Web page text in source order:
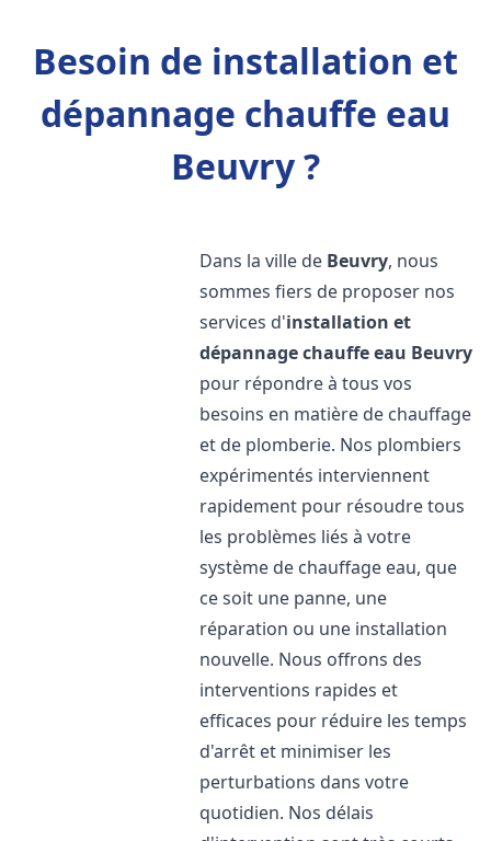
Besoin de installation et
dépannage chauffe eau
Beuvry ?
Dans la ville de Beuvry, nous
sommes fiers de proposer nos
services d'installation et
dépannage chauffe eau Beuvry
pour répondre à tous vos
besoins en matière de chauffage
et de plomberie. Nos plombiers
expérimentés interviennent
rapidement pour résoudre tous
les problèmes liés à votre
système de chauffage eau, que
ce soit une panne, une
réparation ou une installation
nouvelle. Nous offrons des
interventions rapides et
efficaces pour réduire les temps
d'arrêt et minimiser les
perturbations dans votre
quotidien. Nos délais